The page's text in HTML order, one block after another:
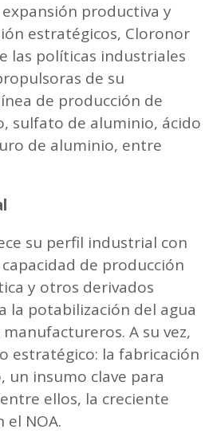
productiva y
estratégicos, Cloronor
las políticas industriales
de su
de producción de
sulfato de aluminio, ácido
de aluminio, entre
su perfil industrial con
de producción
y otros derivados
la potabilización del agua
A su vez,
estratégico: la fabricación
un insumo clave para
ellos, la creciente
NOA.